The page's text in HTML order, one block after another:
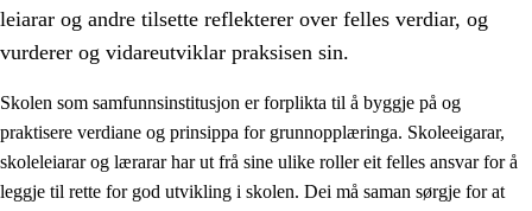
leiarar og andre tilsette reflekterer over felles verdiar, og
vurderer og vidareutviklar praksisen sin.
Skolen som samfunnsinstitusjon er forplikta til å byggje på og
praktisere verdiane og prinsippa for grunnopplæringa. Skoleeigarar,
skoleleiarar og lærarar har ut frå sine ulike roller eit felles ansvar for å
leggje til rette for god utvikling i skolen. Dei må saman sørgje for at